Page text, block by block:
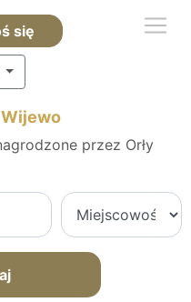
się
przez Orły